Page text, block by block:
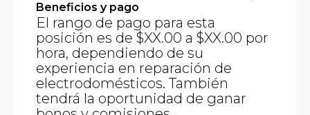
Beneficios y pago
El rango de pago para esta
posición es de $XX.00 a $XX.00 por
hora, dependiendo de su
experiencia en reparación de
electrodomésticos. También
tendrá la oportunidad de ganar